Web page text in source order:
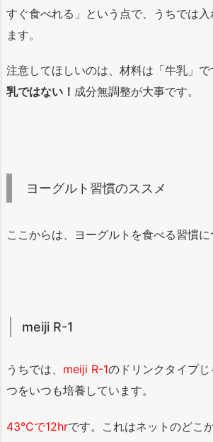
すぐ食べれる」という点で、うちでは
ます。
注意してほしいのは、材料は「牛乳」で
乳ではない！ 成分無調整が大事です。
ヨーグルト習慣のススメ
ここからは、ヨーグルトを食べる習慣に
meiji R-1
うちでは、 meiji R-1のドリンクタイプ
つをいつも培養しています。
43℃で12hrです。これはネットのどこ